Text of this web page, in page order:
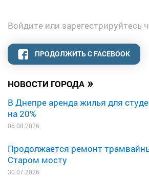
НОВОСТИ ГОРОДА »
В Днепре аренда жилья для
на 20%
06.08.2026
Продолжается ремонт
Старом мосту
30.07.2026
Войдите или зарегестрируйтесь
ПРОДОЛЖИТЬ С FACEBOOK